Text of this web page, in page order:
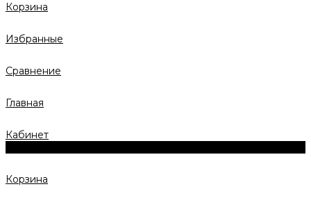
Корзина
Избранные
Сравнение
Главная
Кабинет
Корзина